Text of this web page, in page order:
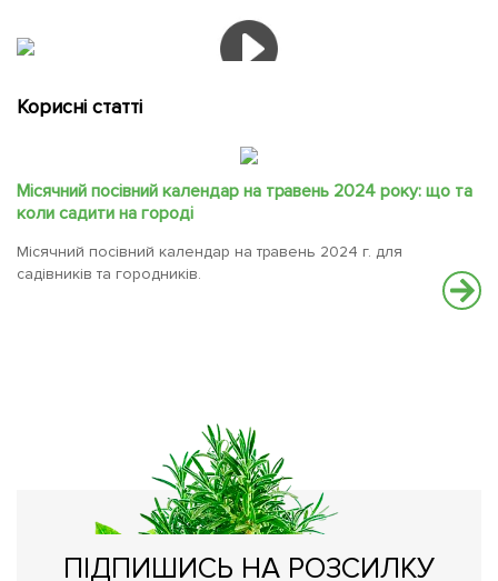
Корисні статті
Місячний посівний календар на травень 2024 року: що та
коли садити на городі
Місячний посівний календар на травень 2024 г. для
садівників та городників.
ПІДПИШИСЬ НА РОЗСИЛКУ